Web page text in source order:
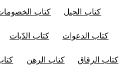
كتاب الحيل كتاب
كتاب الدعوات كتاب الدّيات
كتاب الرقاق كتاب الرهن